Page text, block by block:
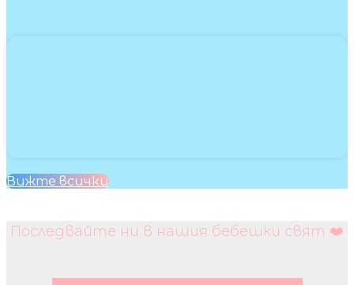
Вижте всички
Последвайте ни в нашия бебешки свят ❤️